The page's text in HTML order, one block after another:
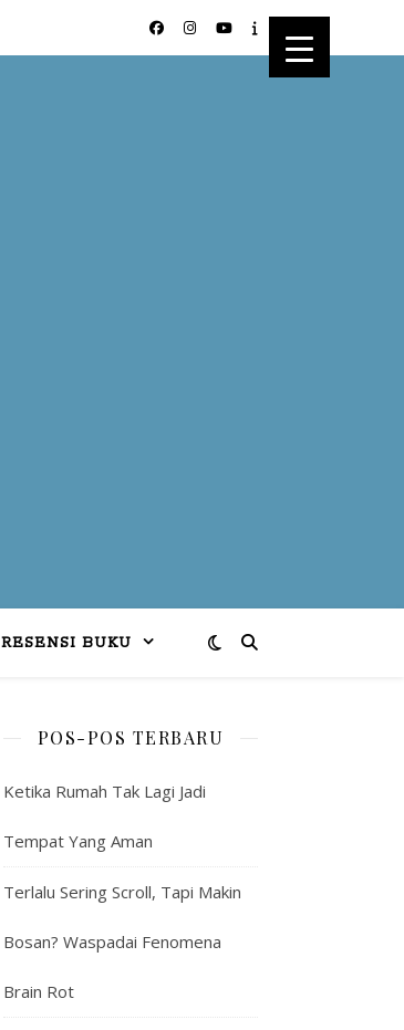
RESENSI BUKU
POS-POS TERBARU
Ketika Rumah Tak Lagi Jadi
Tempat Yang Aman
Terlalu Sering Scroll, Tapi Makin
Bosan? Waspadai Fenomena
Brain Rot